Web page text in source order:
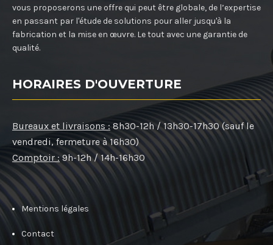
vous proposerons une offre qui peut être globale, de l’expertise
en passant par l'étude de solutions pour aller jusqu'à la
fabrication et la mise en œuvre. Le tout avec une garantie de
qualité.
HORAIRES D'OUVERTURE
Bureaux et livraisons : 8h30-12h / 13h30-17h30 (sauf le
vendredi, fermeture à 16h30)
Comptoir : 9h-12h / 14h-16h30
Mentions légales
Contact